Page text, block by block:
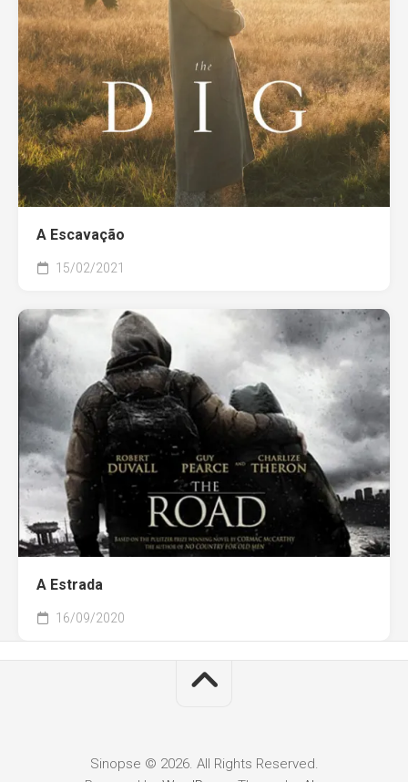
A Escavação
15/02/2021
A Estrada
16/09/2020
Sinopse © 2026. All Rights Reserved.